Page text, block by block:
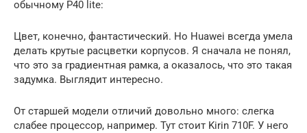
обычному P40 lite:
Цвет, конечно, фантастический. Но Huawei всегда умела
делать крутые расцветки корпусов. Я сначала не понял,
что это за градиентная рамка, а оказалось, что это такая
задумка. Выглядит интересно.
От старшей модели отличий довольно много: слегка
слабее процессор, например. Тут стоит Kirin 710F. У него